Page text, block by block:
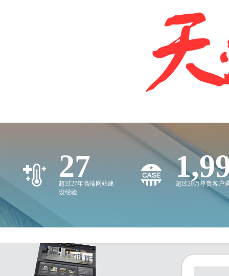
27
超过27年高端网站建
设经验
超过20万尊贵客户